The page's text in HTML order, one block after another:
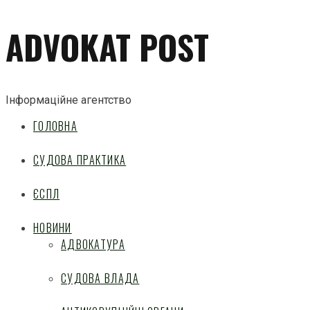
ADVOKAT POST
Інформаційне агентство
ГОЛОВНА
СУДОВА ПРАКТИКА
ЄСПЛ
НОВИНИ
АДВОКАТУРА
СУДОВА ВЛАДА